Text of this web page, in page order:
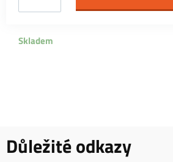
Skladem
Důležité odkazy